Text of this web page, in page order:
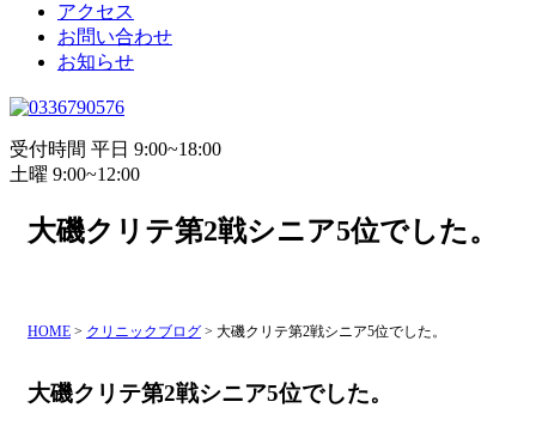
アクセス
お問い合わせ
お知らせ
受付時間 平日 9:00~18:00
土曜 9:00~12:00
大磯クリテ第2戦シニア5位でした。
HOME > クリニックブログ > 大磯クリテ第2戦シニア5位でした。
大磯クリテ第2戦シニア5位でした。